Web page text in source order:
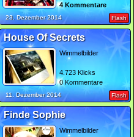
4 Kommentare
23. Dezember 2014 Flash
House Of Secrets
Wimmelbilder
4.723 Klicks
0 Kommentare
11. Dezember 2014 Flash
Finde Sophie
Wimmelbilder